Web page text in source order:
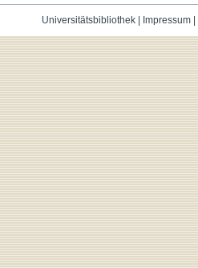
Universitätsbibliothek| Impressum|